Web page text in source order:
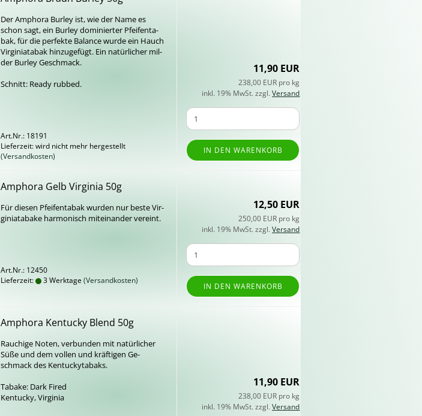
Der Am­pho­ra Bur­ley ist, wie der Name es
schon sagt, ein Bur­ley do­mi­nier­ter Pfei­fen­ta­
bak, für die per­fek­te Ba­lan­ce wurde ein Hauch
Vir­gi­nia­ta­bak hin­zu­ge­fügt. Ein na­tür­li­cher mil­
der Bur­ley Ge­schmack.
Schnitt: Ready rub­bed.
Art.Nr.: 18191
Lieferzeit: wird nicht mehr hergestellt
(Versandkosten)
11,90 EUR
238,00 EUR pro kg
inkl. 19% MwSt. zzgl.Versand
IN DEN WARENKORB
Am­pho­ra Gelb Vir­gi­nia 50g
Für die­sen Pfei­fen­ta­bak wur­den nur beste Vir­
gi­nia­ta­ba­ke har­mo­nisch mit­ein­an­der ver­eint.
Art.Nr.: 12450
Lieferzeit:
3 Werktage (Versandkosten)
12,50 EUR
250,00 EUR pro kg
inkl. 19% MwSt. zzgl.Versand
IN DEN WARENKORB
Am­pho­ra Ken­tu­cky Blend 50g
Rau­chi­ge Noten, ver­bun­den mit na­tür­li­cher
Süße und dem vol­len und kräf­ti­gen Ge­
schmack des Ken­tu­cky­ta­baks.
Ta­ba­ke: Dark Fired
Ken­tu­cky, Vir­gi­nia
11,90 EUR
238,00 EUR pro kg
inkl. 19% MwSt. zzgl.Versand